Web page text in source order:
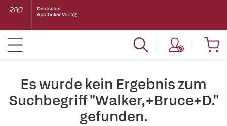
Es wurde kein Ergebnis zum
Suchbegriff "Walker,+Bruce+D."
gefunden.